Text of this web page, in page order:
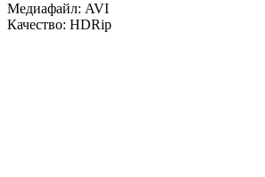
Медиафайл: AVI
Качество: HDRip